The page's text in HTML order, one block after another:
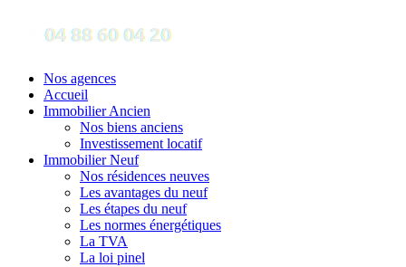
Nos agences
Accueil
Immobilier Ancien
Nos biens anciens
Investissement locatif
Immobilier Neuf
Nos résidences neuves
Les avantages du neuf
Les étapes du neuf
Les normes énergétiques
La TVA
La loi pinel